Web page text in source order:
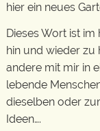
hier ein neues
Dieses Wort ist
hin und wieder zu
andere mit mir in
lebende
dieselben oder
Ideen….